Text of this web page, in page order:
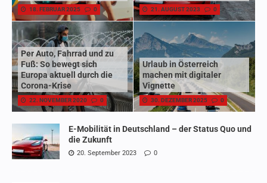
18. FEBRUAR 2025 0 21. AUGUST 2023 0
Per Auto, Fahrrad und zu
Fuß: So bewegt sich
Europa aktuell durch die
Corona-Krise
22. NOVEMBER 2020 0
Urlaub in Österreich
machen mit digitaler
Vignette
30. DEZEMBER 2025 0
E-Mobilität in Deutschland – der Status Quo und
die Zukunft
20. September 2023 0